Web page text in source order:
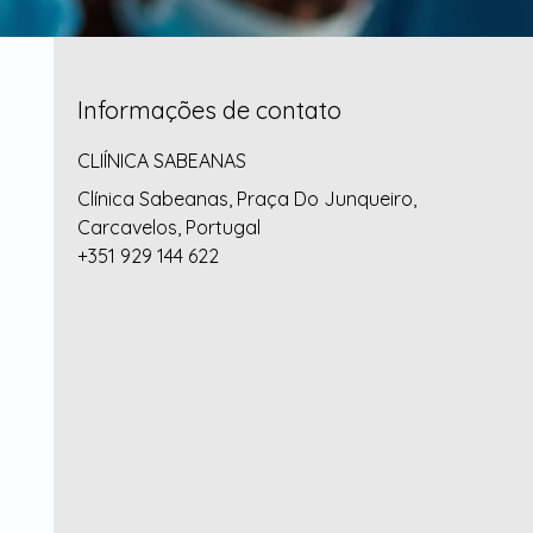
Informações de contato
CLIÍNICA SABEANAS
Clínica Sabeanas, Praça Do Junqueiro,
Carcavelos, Portugal
+351 929 144 622